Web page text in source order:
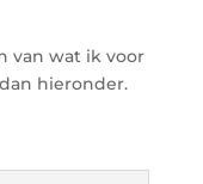
van wat ik voor
hieronder.